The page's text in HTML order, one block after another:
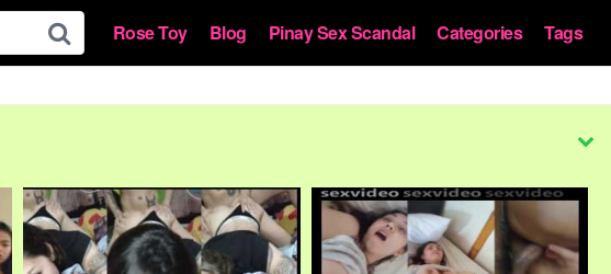
Rose Toy Blog Pinay Sex Scandal Categories Tags